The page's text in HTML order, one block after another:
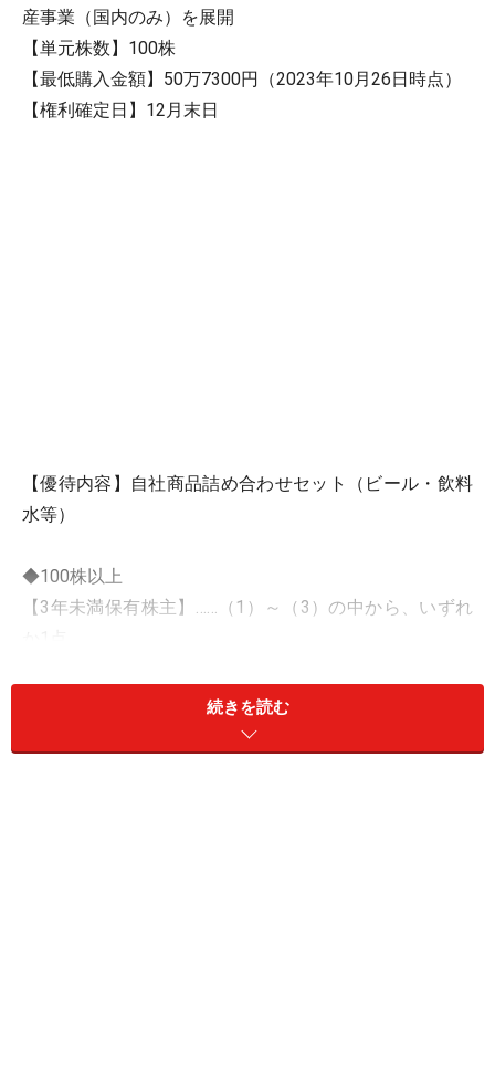
産事業（国内のみ）を展開
【単元株数】100株
【最低購入金額】50万7300円（2023年10月26日時点）
【権利確定日】12月末日
【優待内容】自社商品詰め合わせセット（ビール・飲料
水等）
◆100株以上
【3年未満保有株主】……（1）～（3）の中から、いずれ
（2）食品・飲料詰め合わせ（1000円相当）
（3）社会貢献活動への寄付（1000円相当)
続きを読む